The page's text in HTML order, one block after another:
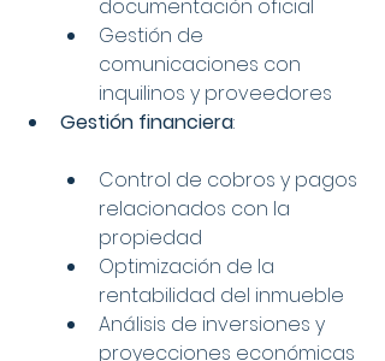
documentación oficial
Gestión de
comunicaciones con
inquilinos y proveedores
Gestión financiera:
Control de cobros y pagos
relacionados con la
propiedad
Optimización de la
rentabilidad del inmueble
Análisis de inversiones y
proyecciones económicas